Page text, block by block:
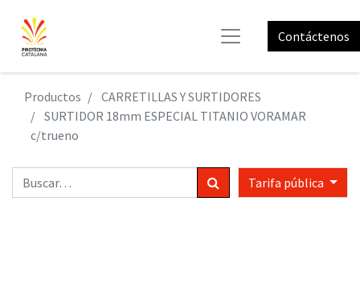
Contáctenos
Productos
CARRETILLAS Y SURTIDORES
SURTIDOR 18mm ESPECIAL TITANIO VORAMAR
c/trueno
Tarifa pública